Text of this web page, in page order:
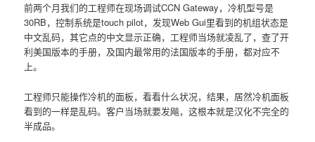
前两个月我们的工程师在现场调试CCN Gateway，冷机型号是
30RB，控制系统是touch pilot，发现Web Gui里看到的机组状态是
中文乱码，其它点的中文显示正确，工程师当场就凌乱了，查了开
利美国版本的手册，及国内最常用的法国版本的手册，都对应不
上。
工程师只能操作冷机的面板，看看什么状况，结果，居然冷机面板
看到的一样是乱码。客户当场就要发飚，这根本就是汉化不完全的
半成品。